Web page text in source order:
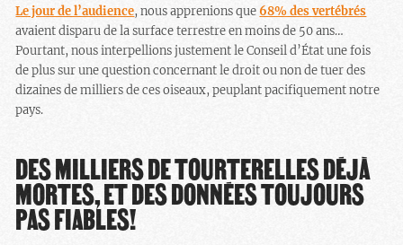
Le jour de l’audience, nous apprenions que 68% des vertébrés
avaient disparu de la surface terrestre en moins de 50 ans…
Pourtant, nous interpellions justement le Conseil d’État une fois
de plus sur une question concernant le droit ou non de tuer des
dizaines de milliers de ces oiseaux, peuplant pacifiquement notre
pays.
DES MILLIERS DE TOURTERELLES DÉJÀ
MORTES, ET DES DONNÉES TOUJOURS
PAS FIABLES!